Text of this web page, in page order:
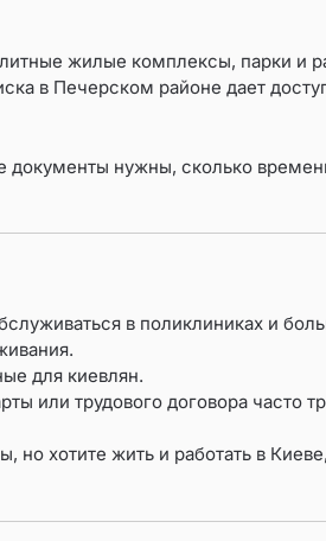
жилые комплексы, парки и
в Печерском районе дает
нужны, сколько
в поликлиниках и
для киевлян.
или трудового договора часто
но хотите жить и работать в